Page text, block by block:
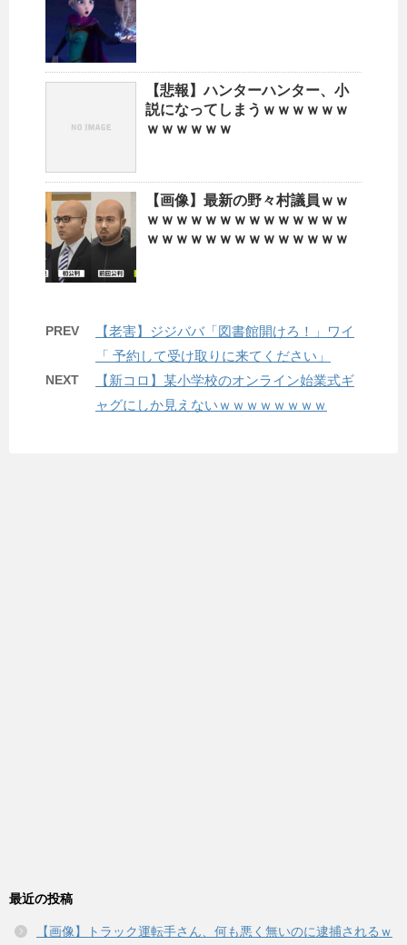
【悲報】ハンターハンター、小
説になってしまうｗｗｗｗｗｗ
ｗｗｗｗｗｗ
【画像】最新の野々村議員ｗｗ
ｗｗｗｗｗｗｗｗｗｗｗｗｗｗ
ｗｗｗｗｗｗｗｗｗｗｗｗｗｗ
PREV
【老害】ジジババ「図書館開けろ！」ワイ
「 予約して受け取りに来てください」
NEXT
【新コロ】某小学校のオンライン始業式ギ
ャグにしか見えないｗｗｗｗｗｗｗｗ
最近の投稿
【画像】トラック運転手さん、何も悪く無いのに逮捕されるｗ